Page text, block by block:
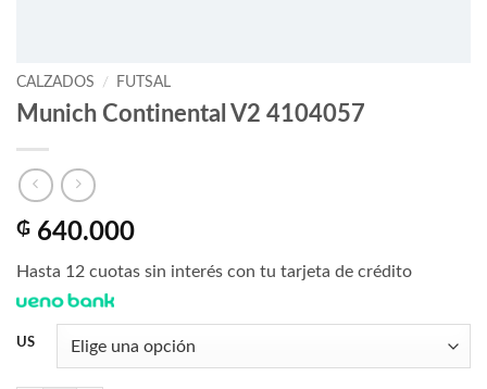
CALZADOS / FUTSAL
Munich Continental V2 4104057
₲ 640.000
Hasta 12 cuotas sin interés con tu tarjeta de crédito
US